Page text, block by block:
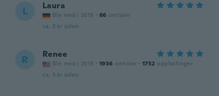
L Laura
Ble med i 2018 · 86 omtaler
ca. 3 år siden
R Renee
Ble med i 2019 · 1936 omtaler · 1752 opplastinger
ca. 3 år siden